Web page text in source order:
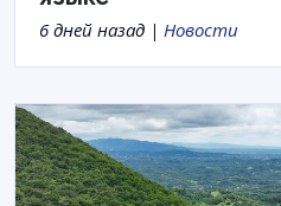
6 дней назад | Новости